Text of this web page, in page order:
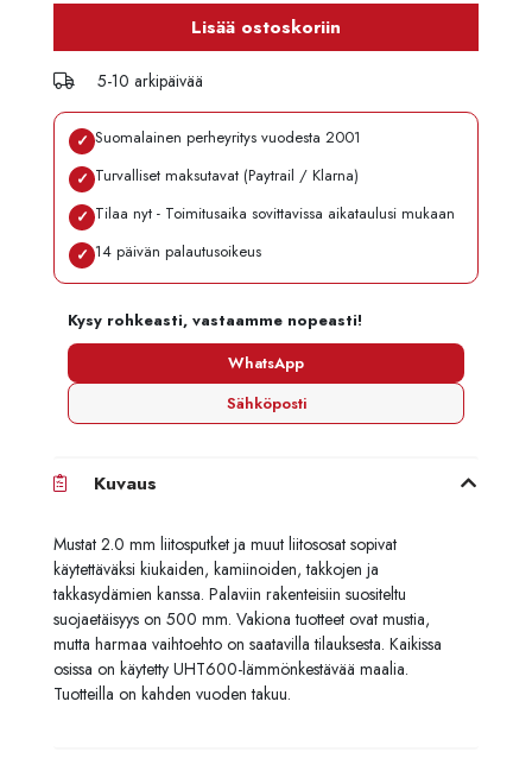
Lisää ostoskoriin
5-10 arkipäivää
✓ Suomalainen perheyritys vuodesta 2001
✓ Turvalliset maksutavat (Paytrail / Klarna)
✓ Tilaa nyt - Toimitusaika sovittavissa aikataulusi mukaan
✓ 14 päivän palautusoikeus
Kysy rohkeasti, vastaamme nopeasti!
WhatsApp
Sähköposti
Kuvaus
Mustat 2.0 mm liitosputket ja muut liitososat sopivat
käytettäväksi kiukaiden, kamiinoiden, takkojen ja
takkasydämien kanssa. Palaviin rakenteisiin suositeltu
suojaetäisyys on 500 mm. Vakiona tuotteet ovat mustia,
mutta harmaa vaihtoehto on saatavilla tilauksesta. Kaikissa
osissa on käytetty UHT600-lämmönkestävää maalia.
Tuotteilla on kahden vuoden takuu.